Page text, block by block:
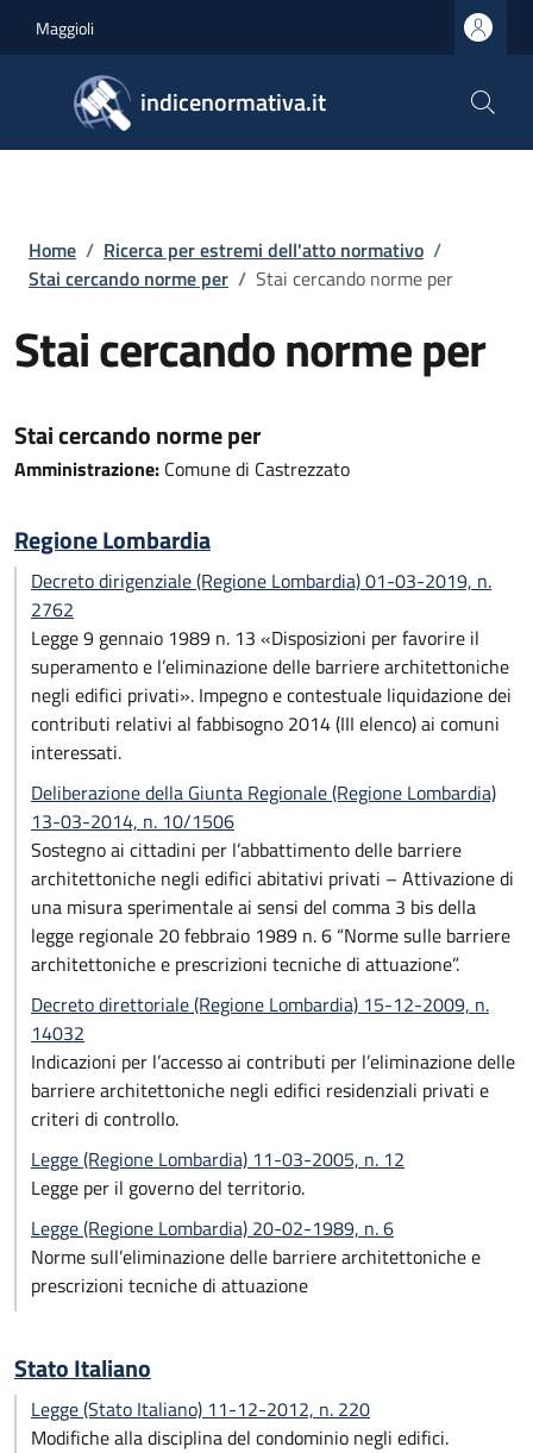
Maggioli
indicenormativa.it
Briciole di pane
Home / Ricerca per estremi dell'atto normativo /
Stai cercando norme per / Stai cercando norme per
Stai cercando norme per
Stai cercando norme per
Amministrazione: Comune di Castrezzato
Regione Lombardia
Decreto dirigenziale (Regione Lombardia) 01-03-2019, n.
2762
Legge 9 gennaio 1989 n. 13 «Disposizioni per favorire il
superamento e l’eliminazione delle barriere architettoniche
negli edifici privati». Impegno e contestuale liquidazione dei
contributi relativi al fabbisogno 2014 (III elenco) ai comuni
interessati.
Deliberazione della Giunta Regionale (Regione Lombardia)
13-03-2014, n. 10/1506
Sostegno ai cittadini per l’abbattimento delle barriere
architettoniche negli edifici abitativi privati – Attivazione di
una misura sperimentale ai sensi del comma 3 bis della
legge regionale 20 febbraio 1989 n. 6 “Norme sulle barriere
architettoniche e prescrizioni tecniche di attuazione”.
Decreto direttoriale (Regione Lombardia) 15-12-2009, n.
14032
Indicazioni per l’accesso ai contributi per l’eliminazione delle
barriere architettoniche negli edifici residenziali privati e
criteri di controllo.
Legge (Regione Lombardia) 11-03-2005, n. 12
Legge per il governo del territorio.
Legge (Regione Lombardia) 20-02-1989, n. 6
Norme sull’eliminazione delle barriere architettoniche e
prescrizioni tecniche di attuazione
Stato Italiano
Legge (Stato Italiano) 11-12-2012, n. 220
Modifiche alla disciplina del condominio negli edifici.